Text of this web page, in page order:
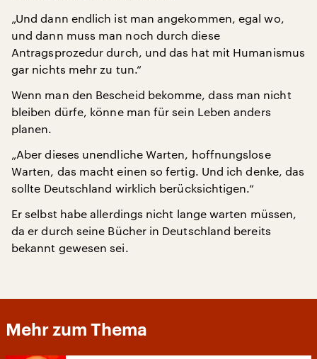
„Und dann endlich ist man angekommen, egal wo,
und dann muss man noch durch diese
Antragsprozedur durch, und das hat mit Humanismus
gar nichts mehr zu tun.“
Wenn man den Bescheid bekomme, dass man nicht
bleiben dürfe, könne man für sein Leben anders
planen.
„Aber dieses unendliche Warten, hoffnungslose
Warten, das macht einen so fertig. Und ich denke, das
sollte Deutschland wirklich berücksichtigen.“
Er selbst habe allerdings nicht lange warten müssen,
da er durch seine Bücher in Deutschland bereits
bekannt gewesen sei.
Mehr zum Thema